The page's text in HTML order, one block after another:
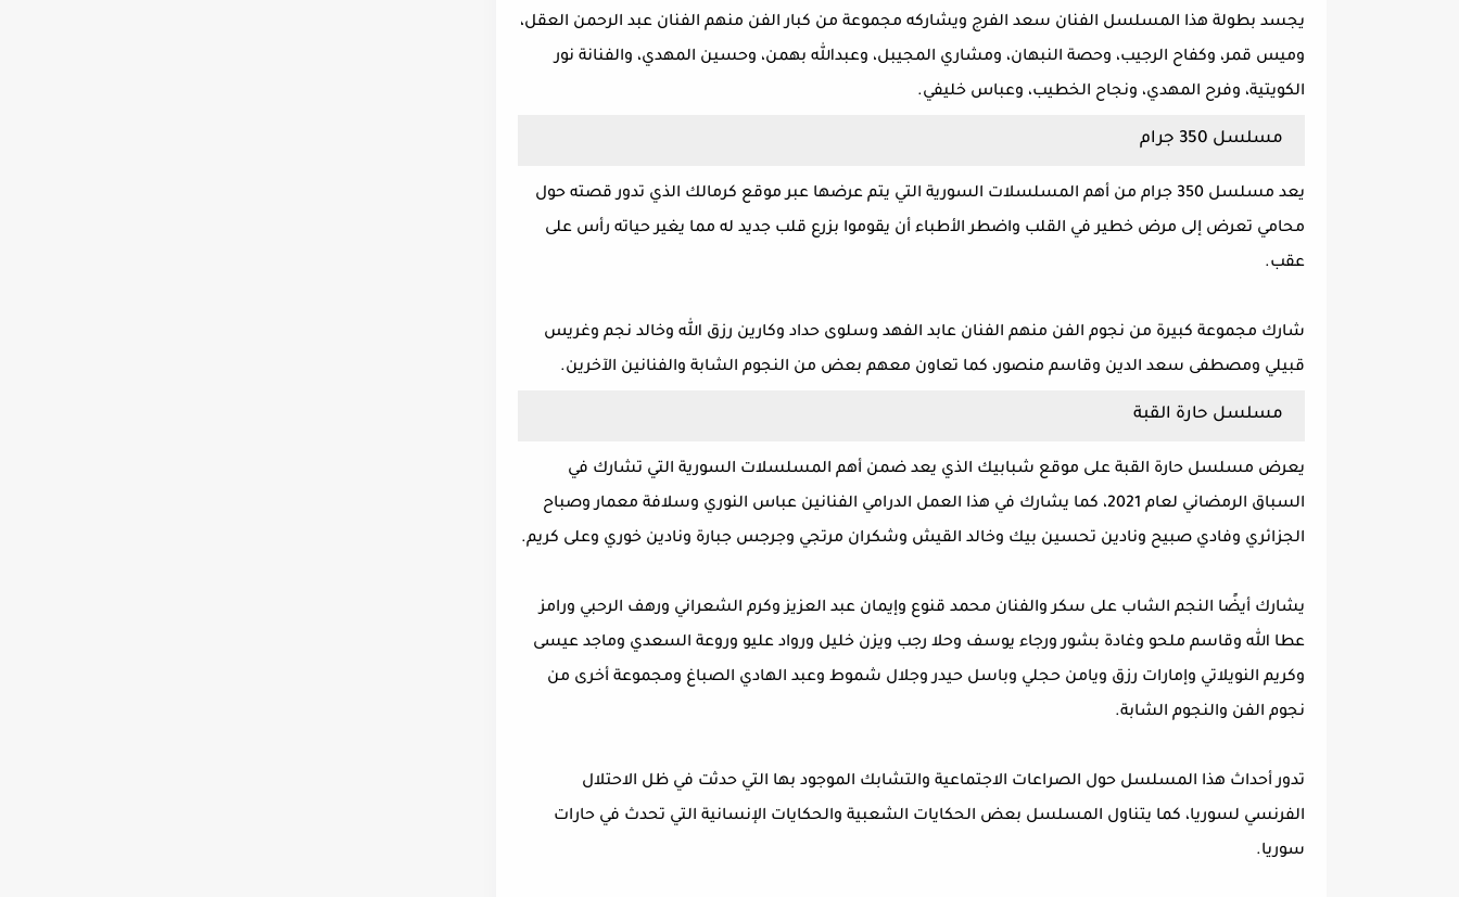
يجسد بطولة هذا المسلسل الفنان سعد الفرج ويشاركه مجموعة من كبار الفن منهم الفنان عبد الرحمن العقل،
وميس قمر، وكفاح الرجيب، وحصة النبهان، ومشاري المجيبل، وعبدالله بهمن، وحسين المهدي، والفنانة نور
الكويتية، وفرح المهدي، ونجاح الخطيب، وعباس خليفي.
مسلسل 350 جرام
يعد مسلسل 350 جرام من أهم المسلسلات السورية التي يتم عرضها عبر موقع كرمالك الذي تدور قصته حول
محامي تعرض إلى مرض خطير في القلب واضطر الأطباء أن يقوموا بزرع قلب جديد له مما يغير حياته رأس على
عقب.
شارك مجموعة كبيرة من نجوم الفن منهم الفنان عابد الفهد وسلوى حداد وكارين رزق الله وخالد نجم وغريس
قبيلي ومصطفى سعد الدين وقاسم منصور، كما تعاون معهم بعض من النجوم الشابة والفنانين الآخرين.
مسلسل حارة القبة
يعرض مسلسل حارة القبة على موقع شبابيك الذي يعد ضمن أهم المسلسلات السورية التي تشارك في
السباق الرمضاني لعام 2021، كما يشارك في هذا العمل الدرامي الفنانين عباس النوري وسلافة معمار وصباح
الجزائري وفادي صبيح ونادين تحسين بيك وخالد القيش وشكران مرتجي وجرجس جبارة ونادين خوري وعلى كريم.
يشارك أيضًا النجم الشاب على سكر والفنان محمد قنوع وإيمان عبد العزيز وكرم الشعراني ورهف الرحبي ورامز
عطا الله وقاسم ملحو وغادة بشور ورجاء يوسف وحلا رجب ويزن خليل ورواد عليو وروعة السعدي وماجد عيسى
وكريم النويلاتي وإمارات رزق ويامن حجلي وباسل حيدر وجلال شموط وعبد الهادي الصباغ ومجموعة أخرى من
نجوم الفن والنجوم الشابة.
تدور أحداث هذا المسلسل حول الصراعات الاجتماعية والتشابك الموجود بها التي حدثت في ظل الاحتلال
الفرنسي لسوريا، كما يتناول المسلسل بعض الحكايات الشعبية والحكايات الإنسانية التي تحدث في حارات
سوريا.